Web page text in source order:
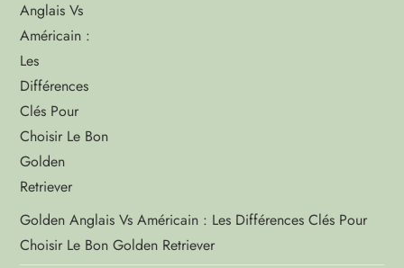
Golden Anglais Vs Américain : Les Différences Clés Pour
Choisir Le Bon Golden Retriever